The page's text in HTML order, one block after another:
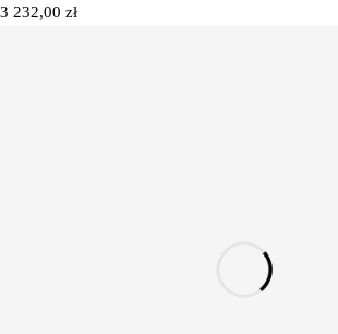
3 232,00 zł